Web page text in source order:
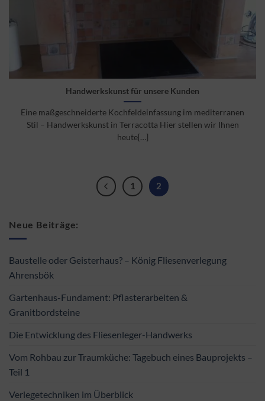
Handwerkskunst für unsere Kunden
Eine maßgeschneiderte Kochfeldeinfassung im mediterranen
Stil – Handwerkskunst in Terracotta Hier stellen wir Ihnen
heute[…]
1 2
Neue Beiträge:
Baustelle oder Geisterhaus? – König Fliesenverlegung
Ahrensbök
Gartenhaus-Fundament: Pflasterarbeiten &
Granitbordsteine
Die Entwicklung des Fliesenleger-Handwerks
Vom Rohbau zur Traumküche: Tagebuch eines Bauprojekts –
Teil 1
Verlegetechniken im Überblick